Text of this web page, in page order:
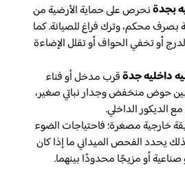
بجدةنحرص على حماية الأرضية من
بصرف محكم، وترك فراغ للصيانة. كما
أو تخفي الحواف أو تقلل الإضاءة
داخليه جدةقرب مدخل أو فناء
حوض منخفض وجدار نباتي صغير،
الديكور الداخلي.
خارجية مصغرة؛ فاحتياجات الضوء
يحدد الفحص الميداني ما إذا كان
أو مزيجًا محدودًا بينهما.